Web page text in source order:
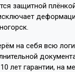
защитной
на себя всю
лет гарантии, на